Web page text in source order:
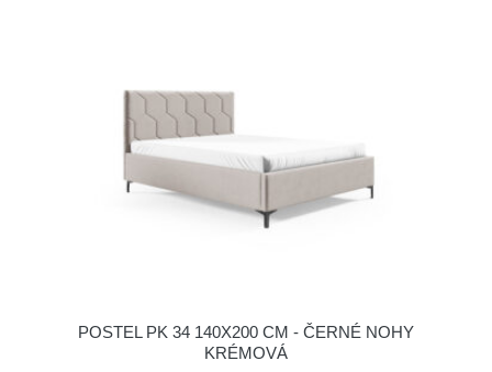
POSTEL PK 34 140X200 CM - ČERNÉ NOHY
KRÉMOVÁ